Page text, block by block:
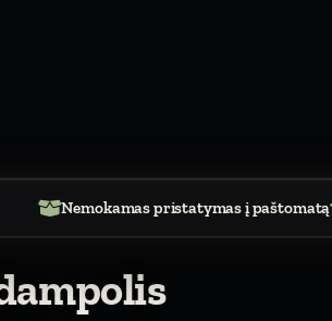
Nemokamas pristatymas į paštomatą